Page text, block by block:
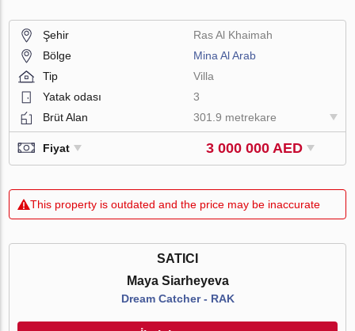
Şehir
Ras Al Khaimah
Bölge
Mina Al Arab
Tip
Villa
Yatak odası
3
Brüt Alan
301.9 metrekare
Fiyat 3 000 000 AED
This property is outdated and the price may be inaccurate
SATICI
Maya Siarheyeva
Dream Catcher - RAK